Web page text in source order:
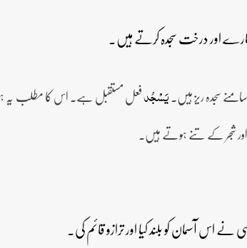
یَسۡجُدفعل مستقبل ہے۔ اس کا مطلب یہ
شجر کے تنے ہوتے ہیں۔